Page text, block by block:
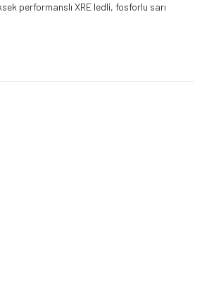
performanslı XRE ledli, fosforlu sarı